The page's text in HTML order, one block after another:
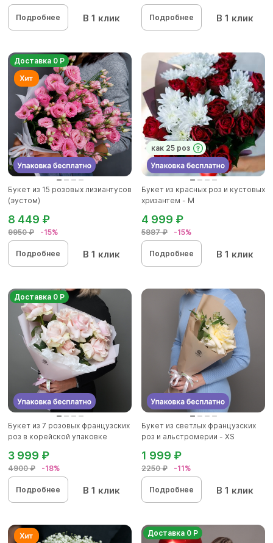
Подробнее В 1 клик Подробнее В 1 клик
Доставка 0 Р
Букет из 15 розовых лизиантусов
(эустом)
9950 ₽ -15%
8 449 ₽
Подробнее В 1 клик
как 25 роз
Букет из красных роз и кустовых
хризантем - М
5887 ₽ -15%
4 999 ₽
Подробнее В 1 клик
Доставка 0 Р
Букет из 7 розовых французских
роз в корейской упаковке
4900 ₽ -18%
3 999 ₽
Подробнее В 1 клик
Букет из светлых французских
роз и альстромерии - XS
2250 ₽ -11%
1 999 ₽
Подробнее В 1 клик
Доставка 0 Р